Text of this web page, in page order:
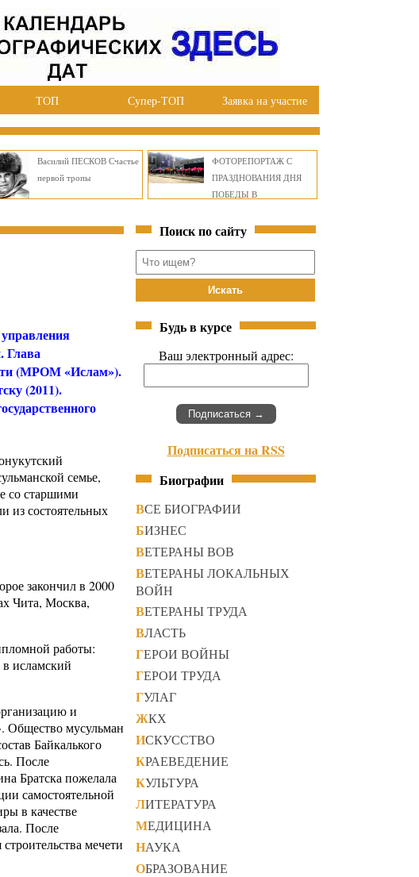
ТОП Супер-ТОП Заявка на участие
Василий ПЕСКОВ Счастье
первой тропы
ФОТОРЕПОРТАЖ С
ПРАЗДНОВАНИЯ ДНЯ
ПОБЕДЫ В
ОКРУГЕ БРАТСКА
Глава
(МРОМ «Ислам»).
(2011).
семье,
со старшими
из состоятельных
закончил в 2000
Чита, Москва,
работы:
исламский
и
Общество мусульман
Байкалького
После
Братска пожелала
самостоятельной
в качестве
После
мечети
Поиск по сайту
Будь в курсе
Ваш электронный адрес:
Подписаться на RSS
Биографии
ВСЕ БИОГРАФИИ
БИЗНЕС
ВЕТЕРАНЫ ВОВ
ВЕТЕРАНЫ ЛОКАЛЬНЫХ
ВОЙН
ВЕТЕРАНЫ ТРУДА
ВЛАСТЬ
ГЕРОИ ВОЙНЫ
ГЕРОИ ТРУДА
ГУЛАГ
ЖКХ
ИСКУССТВО
КРАЕВЕДЕНИЕ
КУЛЬТУРА
ЛИТЕРАТУРА
МЕДИЦИНА
НАУКА
ОБРАЗОВАНИЕ